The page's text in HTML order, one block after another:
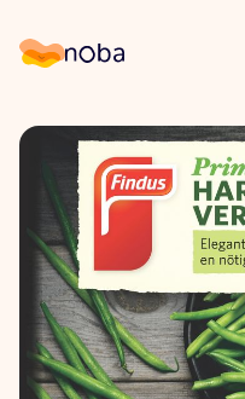
Noba